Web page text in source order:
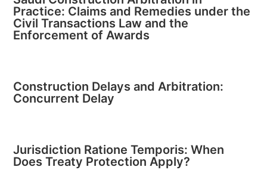
Practice: Claims and Remedies under the
Civil Transactions Law and the
Enforcement of Awards
Construction Delays and Arbitration:
Concurrent Delay
Jurisdiction Ratione Temporis: When
Does Treaty Protection Apply?